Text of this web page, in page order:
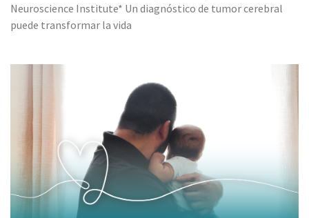
Neuroscience Institute* Un diagnóstico de tumor cerebral
puede transformar la vida